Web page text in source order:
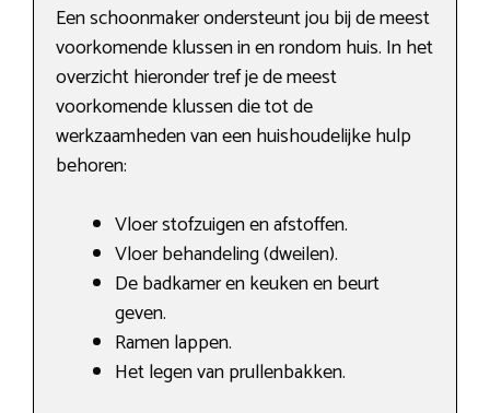
Een schoonmaker ondersteunt jou bij de meest
voorkomende klussen in en rondom huis. In het
overzicht hieronder tref je de meest
voorkomende klussen die tot de
werkzaamheden van een huishoudelijke hulp
behoren:
Vloer stofzuigen en afstoffen.
Vloer behandeling (dweilen).
De badkamer en keuken en beurt
geven.
Ramen lappen.
Het legen van prullenbakken.